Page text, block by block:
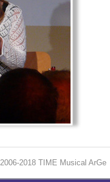
2006-2018 TIME Musical ArGe